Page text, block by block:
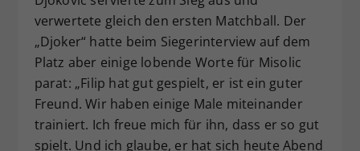
verwertete gleich den ersten Matchball. Der
„Djoker“ hatte beim Siegerinterview auf dem
Platz aber einige lobende Worte für Misolic
parat: „Filip hat gut gespielt, er ist ein guter
Freund. Wir haben einige Male miteinander
trainiert. Ich freue mich für ihn, dass er so gut
spielt. Und ich glaube, er hat sich heute Abend